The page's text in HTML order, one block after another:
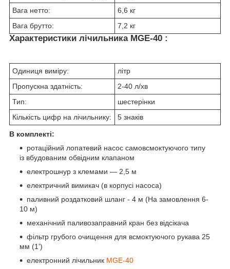
Вага нетто:
6,6 кг
Вага брутто:
7,2 кг
Характеристики лічильника MGE-40 :
Одиниця виміру:
літр
Пропускна здатність:
2-40 л/хв
Тип:
шестерінки
Кількість цифр на лічильнику:
5 знаків
В комплекті:
ротаційний лопатевий насос самовсмоктуючого типу
із вбудованим обвідним клапаном
електрошнур з клемами — 2,5 м
електричний вимикач (в корпусі насоса)
паливний роздатковий шланг - 4 м (На замовлення 6-
10 м)
механічний паливозаправний кран без відсікача
фільтр грубого очищення для всмоктуючого рукава 25
мм (1')
електронний лічильник MGE-40